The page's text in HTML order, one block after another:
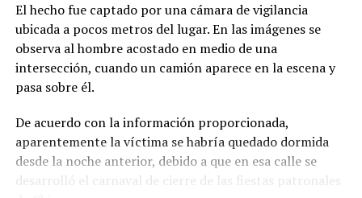
El hecho fue captado por una cámara de vigilancia
ubicada a pocos metros del lugar. En las imágenes se
observa al hombre acostado en medio de una
intersección, cuando un camión aparece en la escena y
pasa sobre él.
De acuerdo con la información proporcionada,
aparentemente la víctima se habría quedado dormida
desde la noche anterior, debido a que en esa calle se
desarrolló el carnaval de cierre de las fiestas patronales